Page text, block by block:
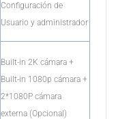
Configuración de
Usuario y administrador
Built-in 2K cámara +
Built-in 1080p cámara +
2*1080P cámara
externa (Opcional)